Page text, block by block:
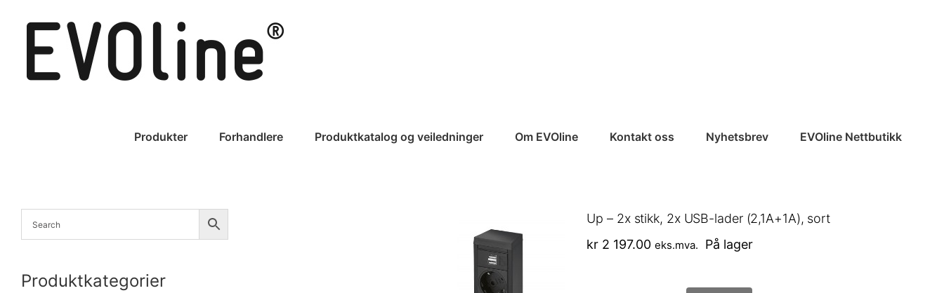
content
Produkter Forhandlere Produktkatalog og veiledninger Om EVOline Kontakt oss Nyhetsbrev EVOline Nettbutikk
Up – 2x stikk, 2x USB-lader (2,1A+1A), sort
kr 2 197.00 eks.mva. På lager
Produktkategorier